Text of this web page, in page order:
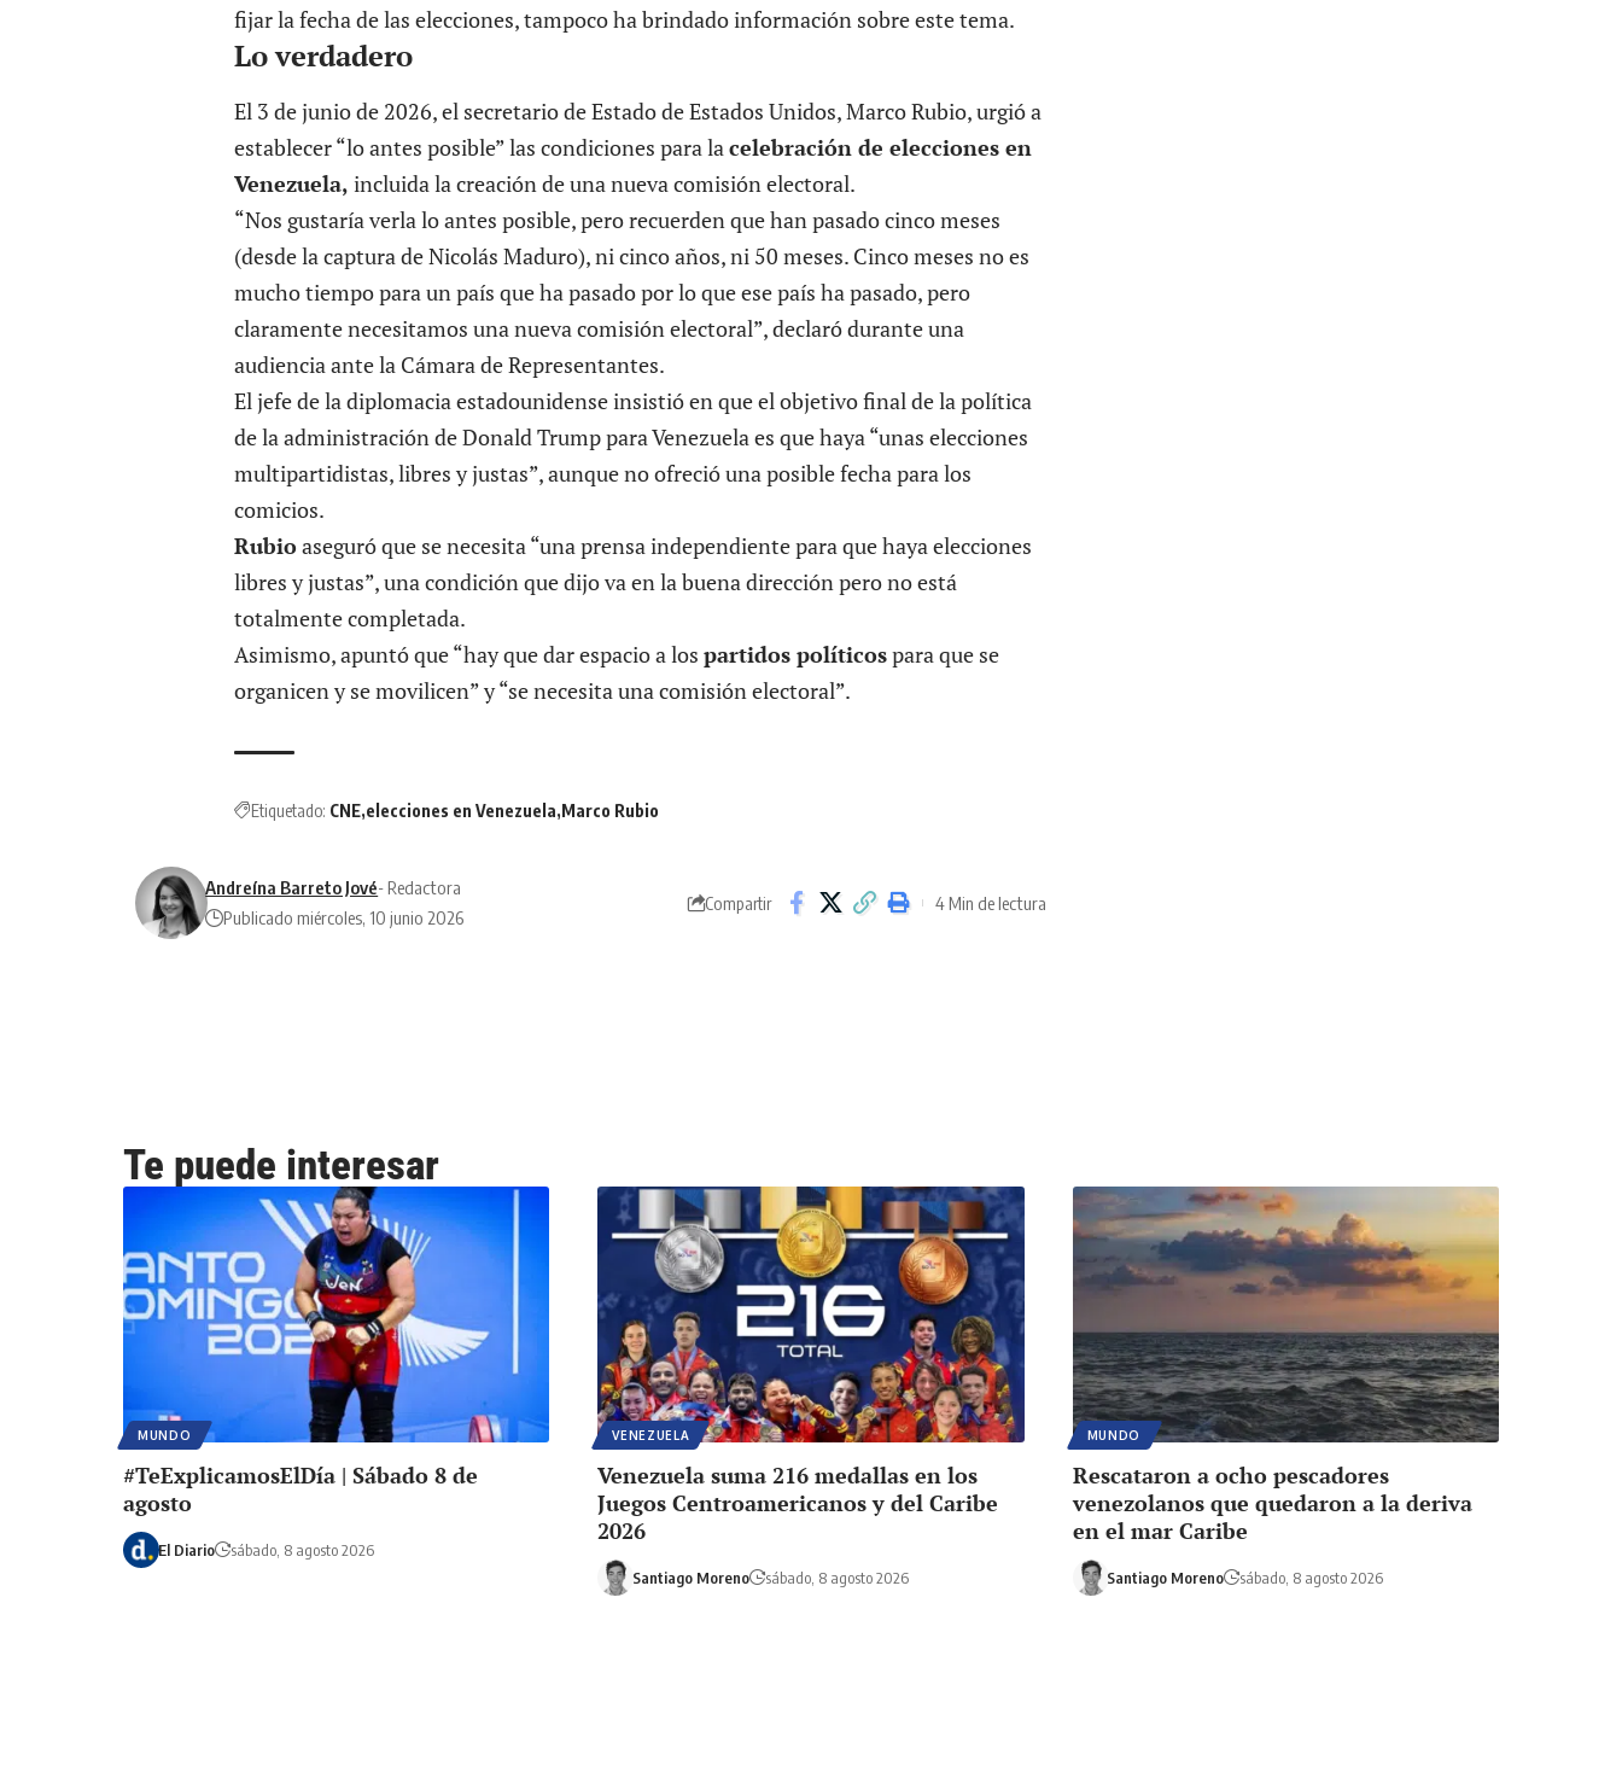
fijar la fecha de las elecciones, tampoco ha brindado información sobre este tema.
Lo verdadero
El 3 de junio de 2026, el secretario de Estado de Estados Unidos, Marco Rubio, urgió a
establecer “lo antes posible” las condiciones para lacelebración de elecciones en
Venezuela, incluida la creación de una nueva comisión electoral.
“Nos gustaría verla lo antes posible, pero recuerden que han pasado cinco meses
(desde la captura de Nicolás Maduro), ni cinco años, ni 50 meses. Cinco meses no es
mucho tiempo para un país que ha pasado por lo que ese país ha pasado, pero
claramente necesitamos una nueva comisión electoral”, declaró durante una
audiencia ante la Cámara de Representantes.
El jefe de la diplomacia estadounidense insistió en que el objetivo final de la política
de la administración de Donald Trump para Venezuela es que haya “unas elecciones
multipartidistas, libres y justas”, aunque no ofreció una posible fecha para los
comicios.
Rubioaseguró que se necesita “una prensa independiente para que haya elecciones
libres y justas”, una condición que dijo va en la buena dirección pero no está
totalmente completada.
Asimismo, apuntó que “hay que dar espacio a los partidos políticospara que se
organicen y se movilicen” y “se necesita una comisión electoral”.
Etiquetado: CNE elecciones en Venezuela Marco Rubio
Andreína Barreto Jové- Redactora
Publicado miércoles, 10 junio 2026
Compartir 4 Min de lectura
Te puede interesar
MUNDO
#TeExplicamosElDía | Sábado 8 de
agosto
El Diario sábado, 8 agosto 2026
VENEZUELA
Venezuela suma 216 medallas en los
Juegos Centroamericanos y del Caribe
2026
Santiago Moreno sábado, 8 agosto 2026
MUNDO
Rescataron a ocho pescadores
venezolanos que quedaron a la deriva
en el mar Caribe
Santiago Moreno sábado, 8 agosto 2026